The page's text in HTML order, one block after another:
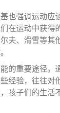
也强调运动
在运动中获
夫、滑雪等
的重要途径
经验，往往
孩子们的生